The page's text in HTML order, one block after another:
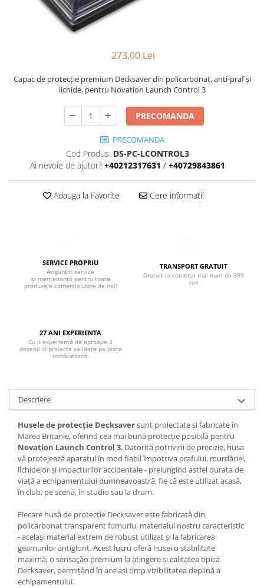
Portabile
Tunere
Blu-ray Player
Boxe de centru
Boxe exterior
Boxe active
Boxe de perete
Boxe podea
Cablu semnal echipat
VOID Acoustics
Pupitre Mobile
Efecte de lumina cu LED
Lichide Fum Ceata Baloane
Lumini arhitecturale
Lumini arhitecturale de exterior
Lumini arhitecturale cu acumulator
Masini Fum Ceata Baloane
Moving Heads & Scanners
273,00 Lei
Capac de protecție premium Decksaver din policarbonat, anti-praf și
lichide, pentru Novation Launch Control 3
PRECOMANDA
PRECOMANDA
Cod Produs: DS-PC-LCONTROL3
Ai nevoie de ajutor? +40212317631 / +40729843861
Adauga la Favorite Cere informatii
SERVICE PROPRIU
Asigurăm service
și mentenanță pentru toate
produsele comercializate de noi!
TRANSPORT GRATUIT
Gratuit la comenzi mai mari de 399
ron
27 ANI EXPERIENTA
Cu o experiență de aproape 3
decenii si proiecte validate pe piața
românească.
Descriere
Husele de protecție Decksaversunt proiectate și fabricate în
Marea Britanie, oferind cea mai bună protecție posibilă pentru
Novation Launch Control 3. Datorită potrivirii de precizie, husa
vă protejează aparatul în mod fiabil împotriva prafului, murdăriei,
lichidelor și impacturilor accidentale - prelungind astfel durata de
viață a echipamentului dumneavoastră, fie că este utilizat acasă,
în club, pe scenă, în studio sau la drum.
Fiecare husă de protecție Decksaver este fabricată din
policarbonat transparent fumuriu, materialul nostru caracteristic
- același material extrem de robust utilizat și la fabricarea
geamurilor antiglonț. Acest lucru oferă husei o stabilitate
maximă, o sensação premium la atingere și calitatea tipică
Decksaver, permițând în același timp vizibilitatea deplină a
echipamentului.